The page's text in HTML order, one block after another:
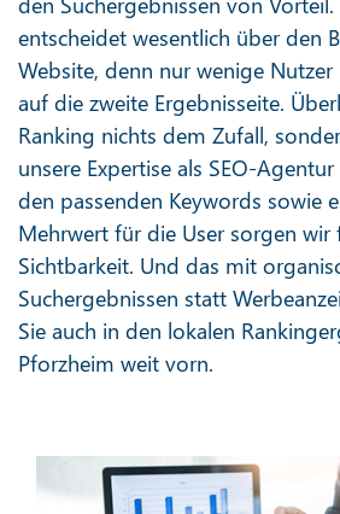
entscheidet wesentlich über den
Website, denn nur wenige
auf die zweite Ergebnisseite.
Ranking nichts dem Zufall,
unsere Expertise als SEO-
den passenden Keywords sowie
Mehrwert für die User sorgen wir
Sichtbarkeit. Und das mit
Suchergebnissen statt
Sie auch in den lokalen
Pforzheim weit vorn.